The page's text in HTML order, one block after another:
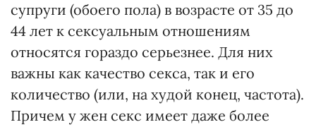
супруги (обоего пола) в возрасте от 35 до
44 лет к сексуальным отношениям
относятся гораздо серьезнее. Для них
важны как качество секса, так и его
количество (или, на худой конец, частота).
Причем у жен секс имеет даже более